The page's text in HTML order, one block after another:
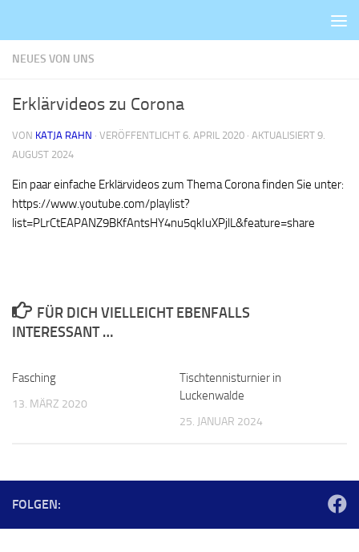
NEUES VON UNS
Erklärvideos zu Corona
VON KATJA RAHN · VERÖFFENTLICHT 6. APRIL 2020 · AKTUALISIERT 9.
AUGUST 2024
Ein paar einfache Erklärvideos zum Thema Corona finden Sie unter:
https://www.youtube.com/playlist?
list=PLrCtEAPANZ9BKfAntsHY4nu5qkIuXPjlL&feature=share
FÜR DICH VIELLEICHT EBENFALLS
INTERESSANT …
Fasching
13. MÄRZ 2020
Tischtennisturnier in
Luckenwalde
25. JANUAR 2024
FOLGEN: